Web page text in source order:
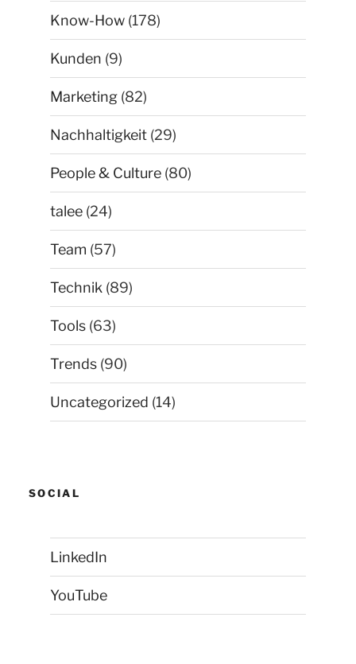
Know-How (178)
Kunden (9)
Marketing (82)
Nachhaltigkeit (29)
People & Culture (80)
talee (24)
Team (57)
Technik (89)
Tools (63)
Trends (90)
Uncategorized (14)
SOCIAL
LinkedIn
YouTube